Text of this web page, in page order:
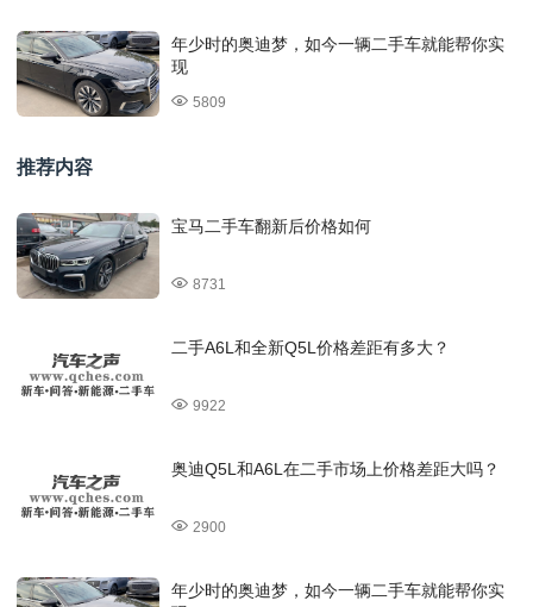
年少时的奥迪梦，如今一辆二手车就能帮你实
现
5809
推荐内容
宝马二手车翻新后价格如何
8731
二手A6L和全新Q5L价格差距有多大？
9922
奥迪Q5L和A6L在二手市场上价格差距大吗？
2900
年少时的奥迪梦，如今一辆二手车就能帮你实